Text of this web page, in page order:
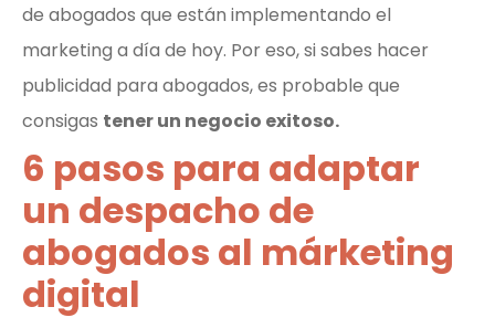
de abogados que están implementando el
marketing a día de hoy. Por eso, si sabes hacer
publicidad para abogados, es probable que
consigas tener un negocio exitoso.
6 pasos para adaptar
un despacho de
abogados al márketing
digital